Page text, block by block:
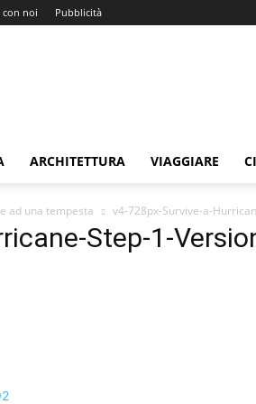
con noi Pubblicità
ARCHITETTURA VIAGGIARE
ad una tempesta v4-728px-Survive-a-
Step-1-